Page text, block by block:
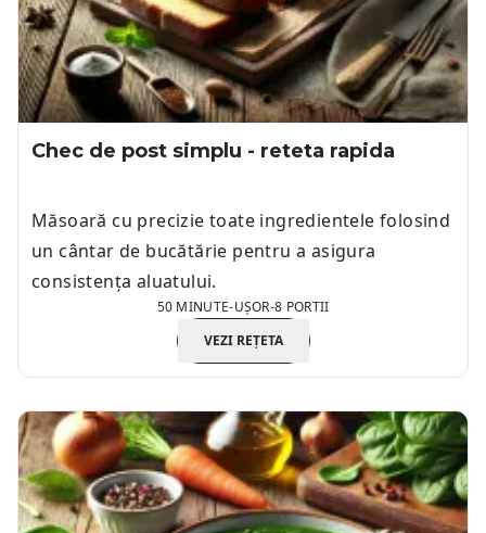
Chec de post simplu - reteta rapida
Măsoară cu precizie toate ingredientele folosind
un cântar de bucătărie pentru a asigura
consistența aluatului.
50 MINUTE-UȘOR-8 PORTII
VEZI REȚETA